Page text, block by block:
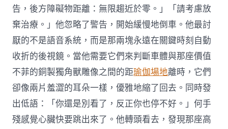
告，後方障礙物距離：無限趨近於零。」「請考慮放
棄治療。」他忽略了警告，開始緩慢地倒車。他最討
厭的不是語音系統，而是那兩塊永遠在關鍵時刻自動
收折的後視鏡。當他需要它們來判斷車體與那座價值
不菲的銅製獨角獸雕像之間的距瑜伽場地離時，它們
卻像兩片羞澀的耳朵一樣，優雅地縮了回去。同時發
出低語：「你還是別看了，反正你也停不好。」何手
殘感覺心臟快要跳出來了。他轉頭看去，發現那座高